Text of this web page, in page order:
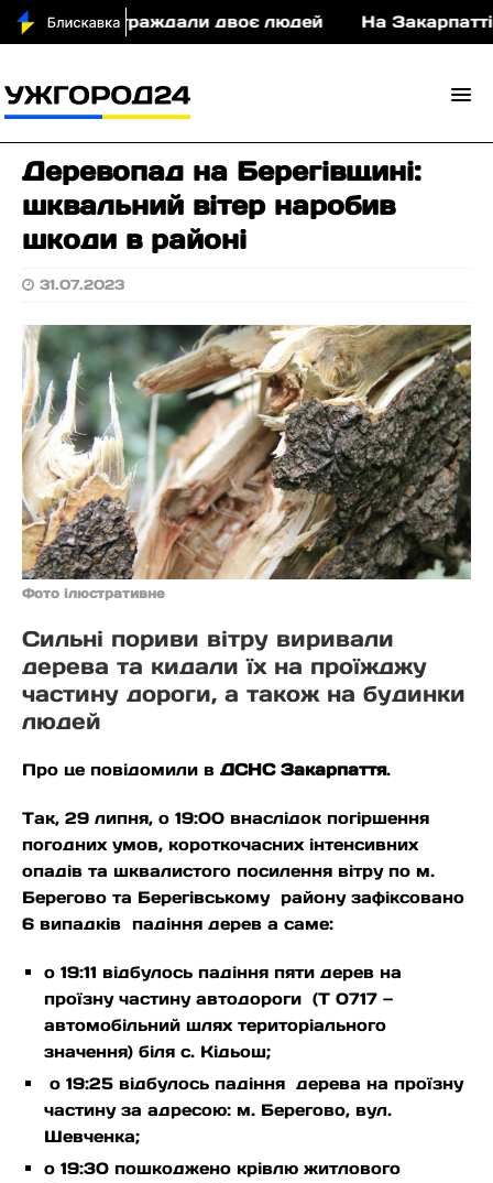
ДТП постраждали двоє людей На Закарпатті
Деревопад на Берегівщині:
шквальний вітер наробив
шкоди в районі
31.07.2023
Фото ілюстративне
Сильні пориви вітру виривали
дерева та кидали їх на проїжджу
частину дороги, а також на будинки
людей
Про це повідомили в ДСНС Закарпаття.
Так, 29 липня, о 19:00 внаслідок погіршення
погодних умов, короткочасних інтенсивних
опадів та шквалистого посилення вітру по м.
Берегово та Берегівському району зафіксовано
6 випадків падіння дерев а саме:
о 19:11 відбулось падіння пяти дерев на
проїзну частину автодороги (Т 0717 —
автомобільний шлях територіального
значення) біля с. Кідьош;
о 19:25 відбулось падіння дерева на проїзну
частину за адресою: м. Берегово, вул.
Шевченка;
о 19:30 пошкоджено крівлю житлового